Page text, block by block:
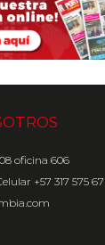
oficina 606
+57 317 575